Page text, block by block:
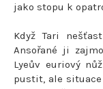
jako stopu k
Když Tari
Ansořané ji
Lyeův euriový
pustit, ale